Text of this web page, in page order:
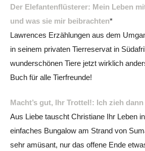
Der Elefantenflüsterer: Mein Leben
und was sie mir beibrachten*
Lawrences Erzählungen aus dem
in seinem privaten Tierreservat in
wunderschönen Tiere jetzt wirklich
Buch für alle Tierfreunde!
Macht’s gut, Ihr Trottel!: Ich zieh
Aus Liebe tauscht Christiane Ihr Leben
einfaches Bungalow am Strand von
sehr amüsant, nur das offene Ende